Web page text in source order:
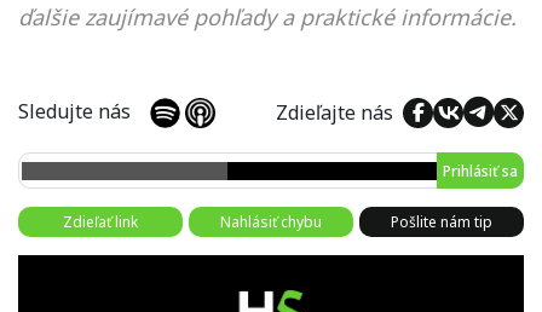
ďalšie zaujímavé pohľady a praktické informácie.
Sledujte nás Zdieľajte nás
Prihlásiť sa
Zdieľať link Nahlásiť chybu Pošlite nám tip